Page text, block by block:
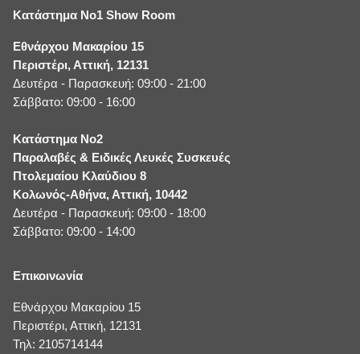
Κατάστημα No1 Show Room
Εθνάρχου Μακαρίου 15
Περιστέρι, Αττική, 12131
Δευτέρα - Παρασκευή: 09:00 - 21:00
Σάββατο: 09:00 - 16:00
Κατάστημα No2
Παραλαβές & Ειδικές Λευκές Συσκευές
Πτολεμαίου Κλαύδιου 8
Κολωνός-Αθήνα, Αττική, 10442
Δευτέρα - Παρασκευή: 09:00 - 18:00
Σάββατο: 09:00 - 14:00
Επικοινωνία
Εθνάρχου Μακαρίου 15
Περιστέρι, Αττική, 12131
Τηλ: 2105714144